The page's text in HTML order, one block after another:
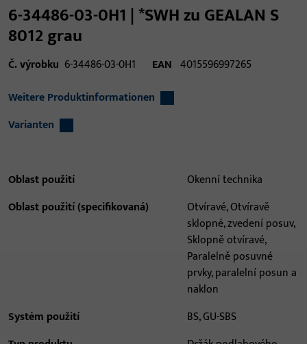
6-34486-03-0H1 | *SWH zu GEALAN S
8012 grau
Č. výrobku 6-34486-03-0H1 EAN 4015596997265
Weitere Produktinformationen
Varianten
Oblast použití
Okenní technika
Oblast použití (specifikovaná)
Otvíravé, Otvíravě
sklopné, zvedení posuv,
Sklopně otvíravé,
Paralelně posuvné
prvky, paralelní posun a
naklon
Systém použití
BS, GU-SBS